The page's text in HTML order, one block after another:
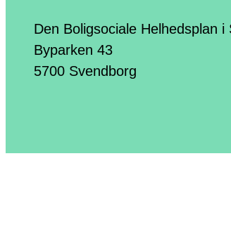
Den Boligsociale Helhedsplan i
Byparken 43
5700 Svendborg